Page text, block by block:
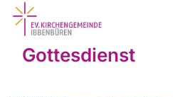
Gottesdienst